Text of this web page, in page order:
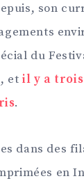
son
du
etil y a
.
dans des
en